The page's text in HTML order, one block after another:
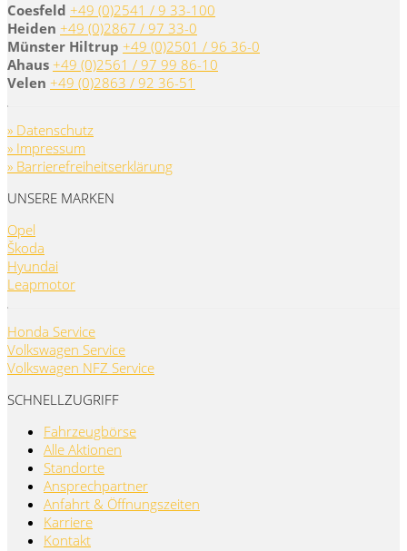
Coesfeld +49 (0)2541 / 9 33-100
Heiden +49 (0)2867 / 97 33-0
Münster Hiltrup +49 (0)2501 / 96 36-0
Ahaus +49 (0)2561 / 97 99 86-10
Velen +49 (0)2863 / 92 36-51
» Datenschutz
» Impressum
» Barrierefreiheitserklärung
UNSERE MARKEN
Opel
Škoda
Hyundai
Leapmotor
Honda Service
Volkswagen Service
Volkswagen NFZ Service
SCHNELLZUGRIFF
Fahrzeugbörse
Alle Aktionen
Standorte
Ansprechpartner
Anfahrt & Öffnungszeiten
Karriere
Kontakt